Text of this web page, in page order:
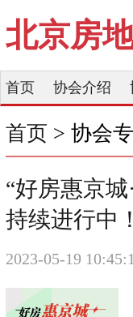
北京房
首页 协会介绍
首页 > 协会
“好房惠京
持续进行中！
2023-05-19